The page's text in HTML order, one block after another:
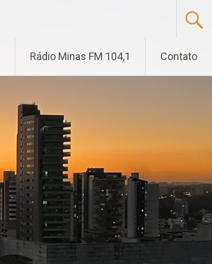
Rádio Minas FM 104,1 Contato